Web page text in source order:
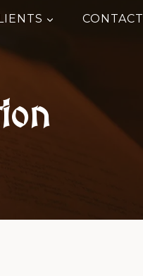
CONTACT